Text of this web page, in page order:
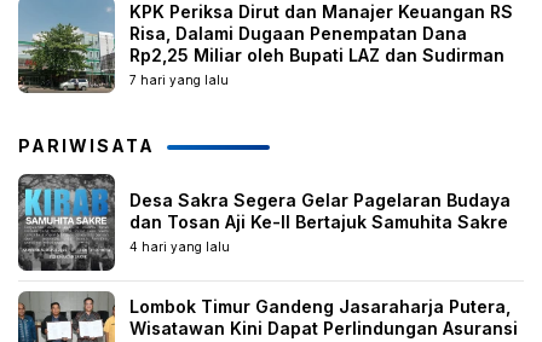
KPK Periksa Dirut dan Manajer Keuangan RS
Risa, Dalami Dugaan Penempatan Dana
Rp2,25 Miliar oleh Bupati LAZ dan Sudirman
7 hari yang lalu
PARIWISATA
Desa Sakra Segera Gelar Pagelaran Budaya
dan Tosan Aji Ke-II Bertajuk Samuhita Sakre
4 hari yang lalu
Lombok Timur Gandeng Jasaraharja Putera,
Wisatawan Kini Dapat Perlindungan Asuransi